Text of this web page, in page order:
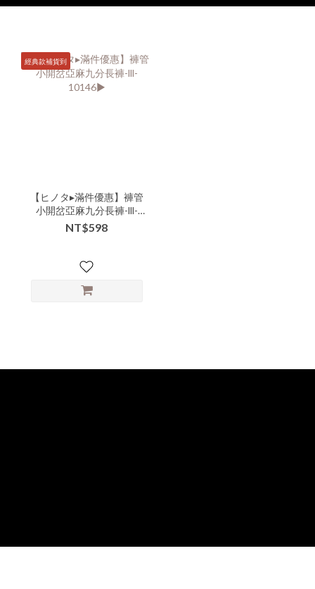
經典款補貨到
【ヒノタ▸滿件優惠】褲管
小開岔亞麻九分長褲-lll-
10146▶
NT$598